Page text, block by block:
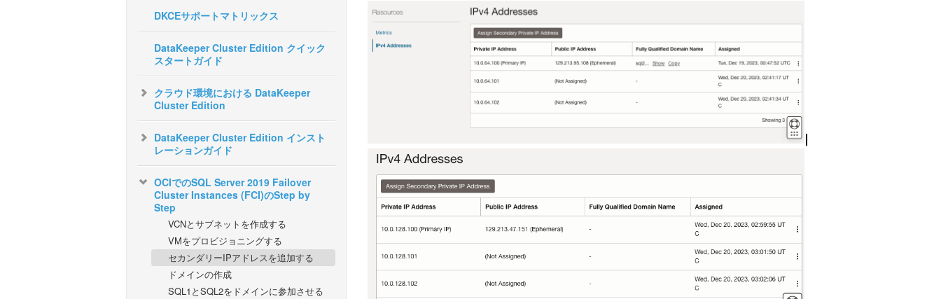
DKCEサポートマトリックス
DataKeeper Cluster Edition クイック
スタートガイド
クラウド環境における DataKeeper
Cluster Edition
DataKeeper Cluster Edition インスト
レーションガイド
OCIでのSQL Server 2019 Failover
Cluster Instances (FCI)のStep by
Step
VCNとサブネットを作成する
VMをプロビジョニングする
セカンダリーIPアドレスを追加する
ドメインの作成
SQL1とSQL2をドメインに参加させる